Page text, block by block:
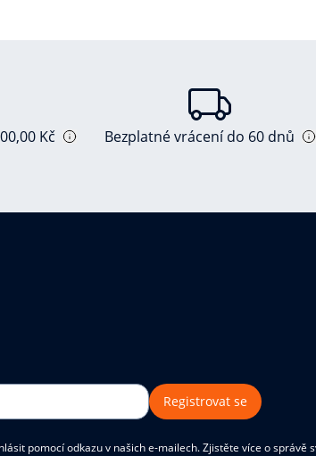
Kč Bezplatné vrácení do 60 dnů
Registrovat se
pomocí odkazu v našich e-mailech. Zjistěte více o správě